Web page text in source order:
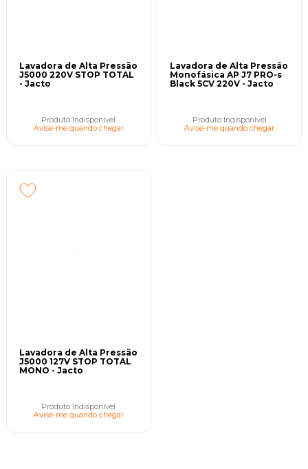
Lavadora de Alta Pressão
J5000 220V STOP TOTAL
- Jacto
Produto Indisponível
Avise-me quando chegar
Lavadora de Alta Pressão
Monofásica AP J7 PRO-s
Black 5CV 220V - Jacto
Produto Indisponível
Avise-me quando chegar
Lavadora de Alta Pressão
J5000 127V STOP TOTAL
MONO - Jacto
Produto Indisponível
Avise-me quando chegar